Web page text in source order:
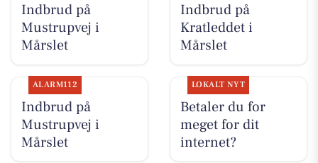
Indbrud på
Mustrupvej i
Mårslet
Indbrud på
Kratleddet i
Mårslet
ALARM112
Indbrud på
Mustrupvej i
Mårslet
LOKALT NYT
Betaler du for
meget for dit
internet?